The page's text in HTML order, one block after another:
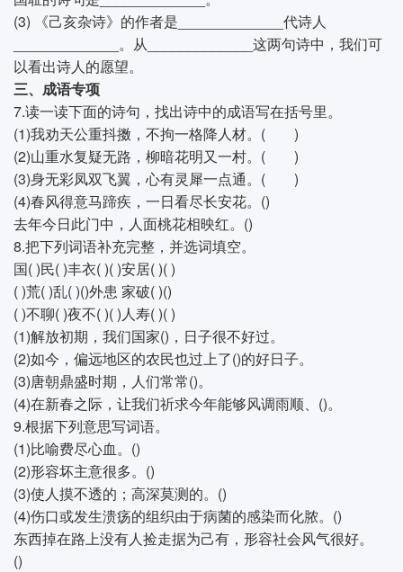
(3) 《己亥杂诗》的作者是_____________代诗人
_____________。从_____________这两句诗中，我们可
以看出诗人的愿望。
三、成语专项
7.读一读下面的诗句，找出诗中的成语写在括号里。
(1)我劝天公重抖擞，不拘一格降人材。( )
(2)山重水复疑无路，柳暗花明又一村。( )
(3)身无彩凤双飞翼，心有灵犀一点通。( )
(4)春风得意马蹄疾，一日看尽长安花。()
去年今日此门中，人面桃花相映红。()
8.把下列词语补充完整，并选词填空。
国( )民( )丰衣( )( )安居( )( )
( )荒( )乱( )()外患 家破( )()
( )不聊( )夜不( )( )人寿( )( )
(1)解放初期，我们国家()，日子很不好过。
(2)如今，偏远地区的农民也过上了()的好日子。
(3)唐朝鼎盛时期，人们常常()。
(4)在新春之际，让我们祈求今年能够风调雨顺、()。
9.根据下列意思写词语。
(1)比喻费尽心血。()
(2)形容坏主意很多。()
(3)使人摸不透的；高深莫测的。()
(4)伤口或发生溃疡的组织由于病菌的感染而化脓。()
东西掉在路上没有人捡走据为己有，形容社会风气很好。
()